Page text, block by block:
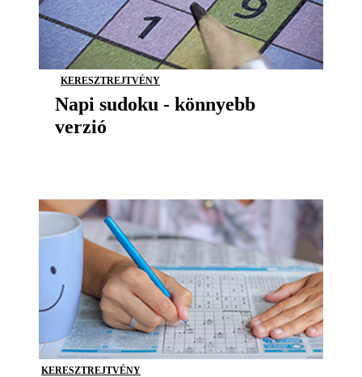
KERESZTREJTVÉNY
Napi sudoku - könnyebb
verzió
KERESZTREJTVÉNY